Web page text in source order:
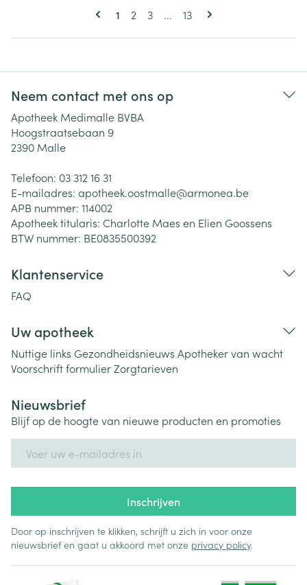
Pagina's
U lees momenteel pagina
1 Pagina
2 Pagina
3 ... Pagina
13
Neem contact met ons op
Apotheek Medimalle BVBA
Hoogstraatsebaan 9
2390 Malle
Telefoon: 03 312 16 31
E-mailadres: apotheek.oostmalle@armonea.be
APB nummer: 114002
Apotheek titularis: Charlotte Maes en Elien Goossens
BTW nummer: BE0835500392
Klantenservice
FAQ
Uw apotheek
Nuttige links Gezondheidsnieuws Apotheker van wacht
Voorschrift formulierZorgtarieven
Nieuwsbrief
Blijf op de hoogte van nieuwe producten en promoties
Inschrijven
Door op inschrijven te klikken, schrijft u zich in voor onze
nieuwsbrief en gaat u akkoord met onze privacy policy.